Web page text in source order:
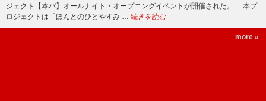
ジェクト【本パ】オールナイト・オープニングイベントが開催された。 本プ
ロジェクトは「ほんとのひとやすみ … 続きを読む
more »